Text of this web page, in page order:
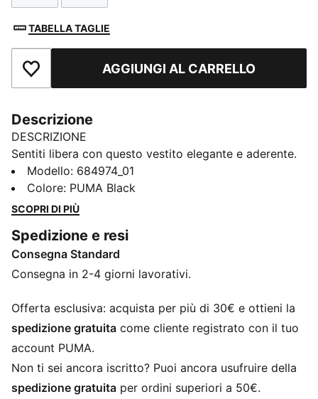
TABELLA TAGLIE
Aggiungi ai PreferitiAGGIUNGI AL CARRELLO
Descrizione
DESCRIZIONE
Sentiti libera con questo vestito elegante e aderente.
Caratterizzato da un discreto logo PUMA N. 1
ricamato, è perfetto per chi ama fondere le vibes
sportive con l'eleganza quotidiana. Abbracciate il
DETTAGLI
Vestibilità aderente
260 g/m², tessuto single jersey
Logo PUMA N. 1 ricamato
Loghi PUMA
Modello: 684974_01
Colore: PUMA Black
SCOPRI DI PIÙ
Spedizione e resi
Consegna Standard
Consegna in 2-4 giorni lavorativi.
Offerta esclusiva: acquista per più di 30€ e ottieni la
spedizione gratuita come cliente registrato con il tuo
account PUMA.
Non ti sei ancora iscritto? Puoi ancora usufruire della
spedizione gratuita per ordini superiori a 50€.